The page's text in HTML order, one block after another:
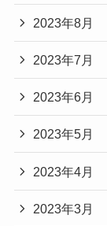
2023年8月
2023年7月
2023年6月
2023年5月
2023年4月
2023年3月